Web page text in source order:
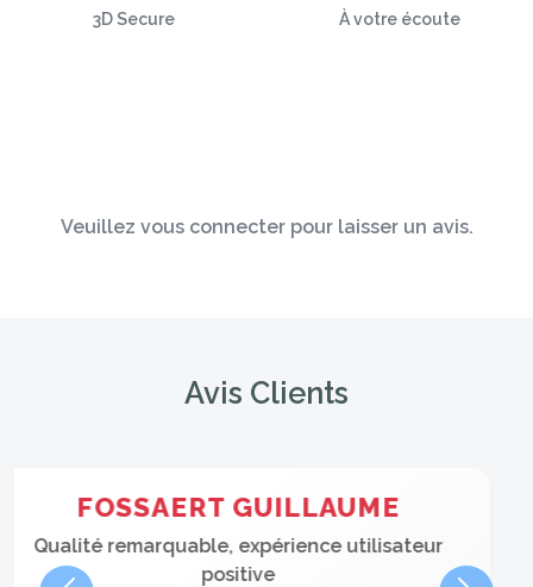
3D Secure À votre écoute
Veuillez vous connecter pour laisser un avis.
Avis Clients
OLIVIER KEVIN
Excellent produit, service impeccable